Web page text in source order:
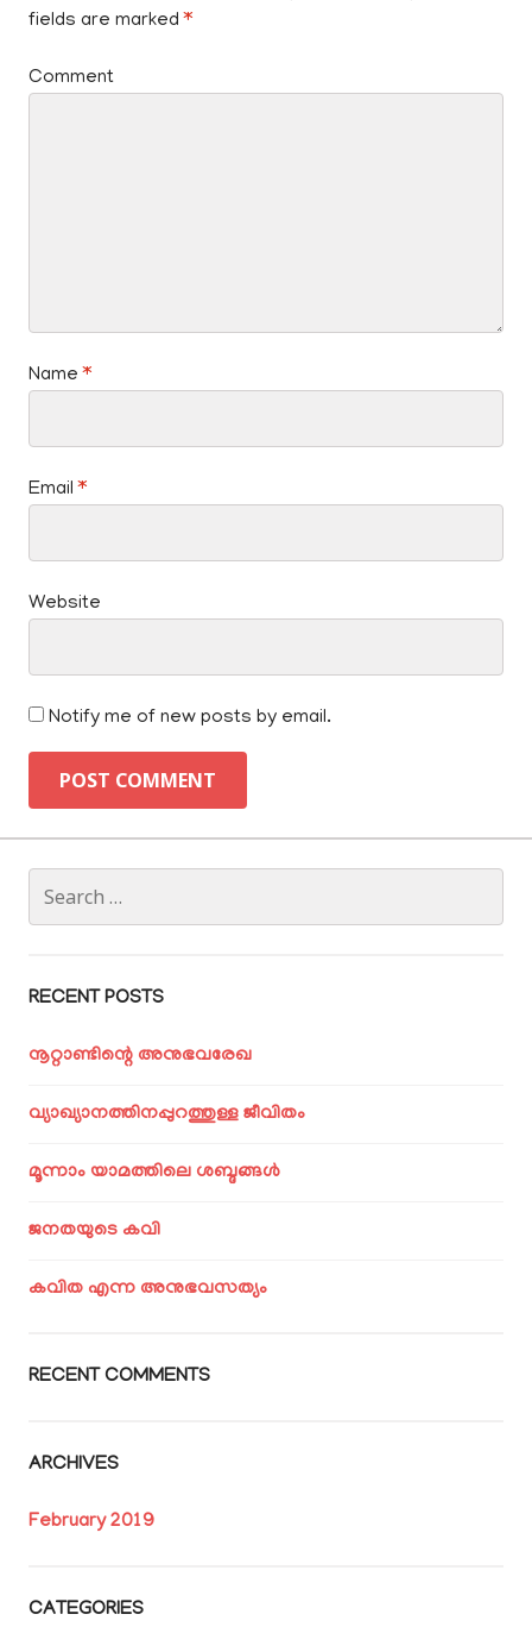
fields are marked*
Comment
Name*
Email*
Website
Notify me of new posts by email.
for:
RECENT POSTS
നൂറ്റാണ്ടിന്റെ അനുഭവരേഖ
വ്യാഖ്യാനത്തിനപ്പുറത്തുള്ള ജീവിതം
മൂന്നാം യാമത്തിലെ ശബ്ദങ്ങൾ
ജനതയുടെ കവി
കവിത എന്ന അനുഭവസത്യം
RECENT COMMENTS
ARCHIVES
February 2019
CATEGORIES